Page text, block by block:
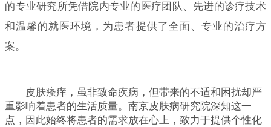
的专业研究所凭借院内专业的医疗团队、先进的诊疗技术
和温馨的就医环境，为患者提供了全面、专业的治疗方
案。
皮肤瘙痒，虽非致命疾病，但带来的不适和困扰却严
重影响着患者的生活质量。南京皮肤病研究院深知这一
点，因此始终将患者的需求放在心上，致力于提供个性化